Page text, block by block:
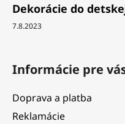
Dekorácie do
7.8.2023
Informácie pre
Doprava a platba
Reklamácie